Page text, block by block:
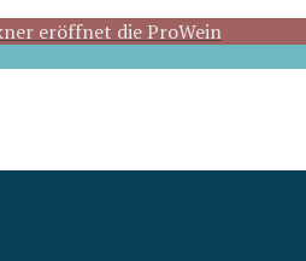
eröffnet die ProWein